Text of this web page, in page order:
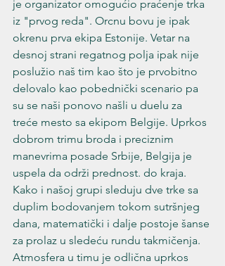
je organizator omogućio praćenje trka
iz "prvog reda". Orcnu bovu je ipak
okrenu prva ekipa Estonije. Vetar na
desnoj strani regatnog polja ipak nije
poslužio naš tim kao što je prvobitno
delovalo kao pobednički scenario pa
su se naši ponovo našli u duelu za
treće mesto sa ekipom Belgije. Uprkos
dobrom trimu broda i preciznim
manevrima posade Srbije, Belgija je
uspela da održi prednost. do kraja.
Kako i našoj grupi sleduju dve trke sa
duplim bodovanjem tokom sutršnjeg
dana, matematički i dalje postoje šanse
za prolaz u sledeću rundu takmičenja.
Atmosfera u timu je odlična uprkos